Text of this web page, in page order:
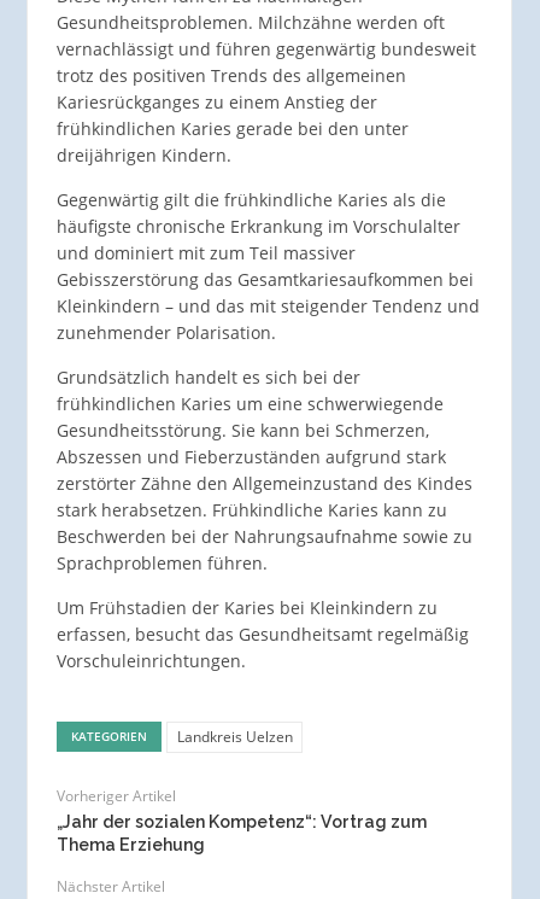
Gesundheitsproblemen. Milchzähne werden oft
vernachlässigt und führen gegenwärtig bundesweit
trotz des positiven Trends des allgemeinen
Kariesrückganges zu einem Anstieg der
frühkindlichen Karies gerade bei den unter
dreijährigen Kindern.
Gegenwärtig gilt die frühkindliche Karies als die
häufigste chronische Erkrankung im Vorschulalter
und dominiert mit zum Teil massiver
Gebisszerstörung das Gesamtkariesaufkommen bei
Kleinkindern – und das mit steigender Tendenz und
zunehmender Polarisation.
Grundsätzlich handelt es sich bei der
frühkindlichen Karies um eine schwerwiegende
Gesundheitsstörung. Sie kann bei Schmerzen,
Abszessen und Fieberzuständen aufgrund stark
zerstörter Zähne den Allgemeinzustand des Kindes
stark herabsetzen. Frühkindliche Karies kann zu
Beschwerden bei der Nahrungsaufnahme sowie zu
Sprachproblemen führen.
Um Frühstadien der Karies bei Kleinkindern zu
erfassen, besucht das Gesundheitsamt regelmäßig
Vorschuleinrichtungen.
KATEGORIEN Landkreis Uelzen
Vorheriger Artikel
„Jahr der sozialen Kompetenz“: Vortrag zum
Thema Erziehung
Nächster Artikel